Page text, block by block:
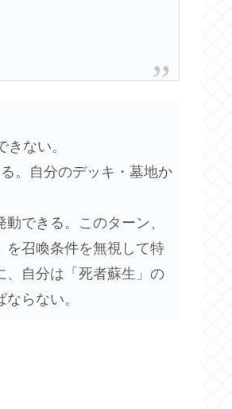
ない。
。自分のデッキ・墓地か
できる。このターン、
を召喚条件を無視して特
、自分は「死者蘇生」の
らない。